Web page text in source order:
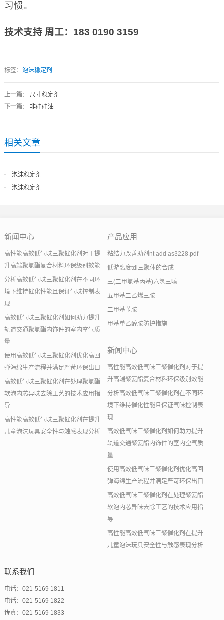
习惯。
技术支持 周工：183 0190 3159
标签： 泡沫稳定剂
上一篇： 尺寸稳定剂
下一篇： 非硅硅油
相关文章
泡沫稳定剂
泡沫稳定剂
新闻中心
高性能高效低气味三聚催化剂对于提
升高端聚氨酯复合材料环保级别效能
分析高效低气味三聚催化剂在不同环
境下维持催化性能且保证气味控制表
现
高效低气味三聚催化剂如何助力提升
轨道交通聚氨酯内饰件的室内空气质
量
使用高效低气味三聚催化剂优化高回
弹海绵生产流程并满足严苛环保出口
高效低气味三聚催化剂在处理聚氨酯
软泡内芯异味去除工艺的技术应用指
导
高性能高效低气味三聚催化剂在提升
儿童泡沫玩具安全性与触感表现分析
产品应用
粘结力改善助剂nt add as3228.pdf
低游离度tdi三聚体的合成
三(二甲氨基丙基)六氢三嗪
五甲基二乙烯三胺
二甲基苄胺
甲基单乙醇胺防护措施
新闻中心
高性能高效低气味三聚催化剂对于提
升高端聚氨酯复合材料环保级别效能
分析高效低气味三聚催化剂在不同环
境下维持催化性能且保证气味控制表
现
高效低气味三聚催化剂如何助力提升
轨道交通聚氨酯内饰件的室内空气质
量
使用高效低气味三聚催化剂优化高回
弹海绵生产流程并满足严苛环保出口
高效低气味三聚催化剂在处理聚氨酯
软泡内芯异味去除工艺的技术应用指
导
高性能高效低气味三聚催化剂在提升
儿童泡沫玩具安全性与触感表现分析
联系我们
电话：021-5169 1811
电话：021-5169 1822
传真：021-5169 1833